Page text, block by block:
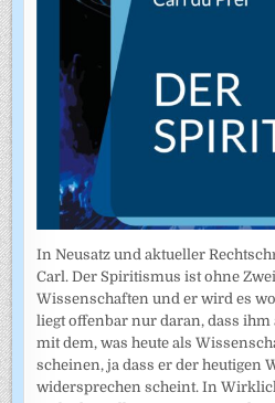
In Neusatz und aktueller
Carl. Der Spiritismus ist ohne
Wissenschaften und er wird es
liegt offenbar nur daran, dass
mit dem, was heute als
scheinen, ja dass er der heutigen
widersprechen scheint. In